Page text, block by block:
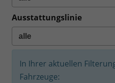
Ausstattungslinie
In Ihrer aktuellen
Fahrzeuge: